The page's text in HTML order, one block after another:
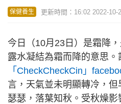
保健養生 更新時間：16:02 2022-10-
今日（10月23日）是霜降
露水凝結為霜而降的意思
「CheckCheckCin」
言，天氣並未明顯轉冷，
瑟瑟，落葉知秋。受秋燥